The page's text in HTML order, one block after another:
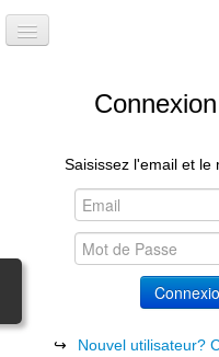
boutique
avis-lecteurs
Saisissez l'email et le
Nouvel utilisateur?